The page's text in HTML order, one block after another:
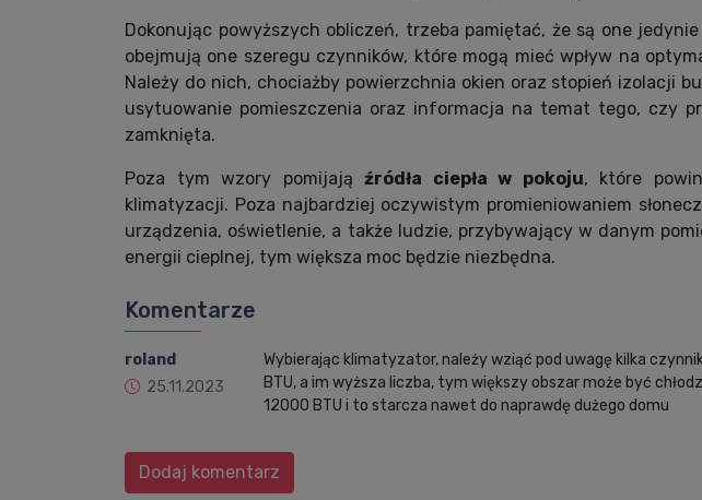
Dokonując powyższych obliczeń, trzeba pamiętać, że są one
obejmują one szeregu czynników, które mogą mieć wpływ na
Należy do nich, chociażby powierzchnia okien oraz stopień izolacji
usytuowanie pomieszczenia oraz informacja na temat tego, czy
zamknięta.
Poza tym wzory pomijająźródła ciepła w pokoju, które
klimatyzacji. Poza najbardziej oczywistym promieniowaniem
urządzenia, oświetlenie, a także ludzie, przybywający w danym
energii cieplnej, tym większa moc będzie niezbędna.
Komentarze
roland
25.11.2023
Wybierając klimatyzator, należy wziąć pod uwagę kilka
BTU, a im wyższa liczba, tym większy obszar może być
12000 BTU i to starcza nawet do naprawdę dużego domu
Dodaj komentarz